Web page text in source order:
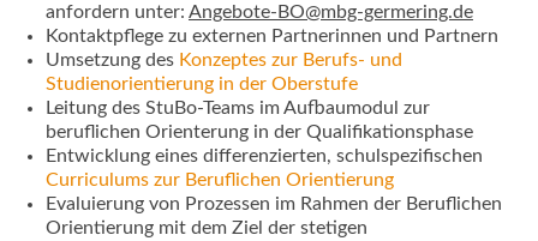
anfordern unter: Angebote-BO@mbg-germering.de
Kontaktpflege zu externen Partnerinnen und Partnern
Umsetzung des Konzeptes zur Berufs- und
Studienorientierung in der Oberstufe
Leitung des StuBo-Teams im Aufbaumodul zur
beruflichen Orienterung in der Qualifikationsphase
Entwicklung eines differenzierten, schulspezifischen
Curriculums zur Beruflichen Orientierung
Evaluierung von Prozessen im Rahmen der Beruflichen
Orientierung mit dem Ziel der stetigen